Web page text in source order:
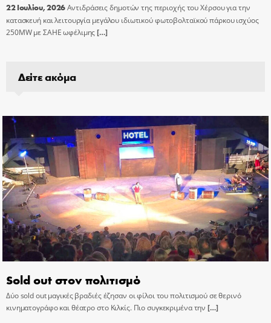
22 Ιουλίου, 2026Αντιδράσεις δημοτών της περιοχής του Χέρσου για την
κατασκευή και λειτουργία μεγάλου ιδιωτικού φωτοβολταϊκού πάρκου ισχύος
250MW με ΣΑΗΕ ωφέλιμης[…]
Δείτε ακόμα
Sold out στον πολιτισμό
Δύο sold out μαγικές βραδιές έζησαν οι φίλοι του πολιτισμού σε θερινό
κινηματογράφο και θέατρο στο Κιλκίς. Πιο συγκεκριμένα την […]